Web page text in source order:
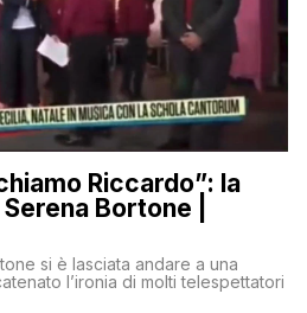
Riccardo”: la
Bortone |
si è lasciata andare a una
l’ironia di molti telespettatori